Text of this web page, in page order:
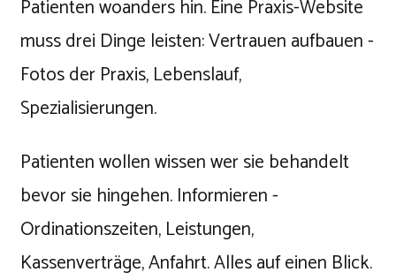
Patienten woanders hin. Eine Praxis-Website
muss drei Dinge leisten: Vertrauen aufbauen -
Fotos der Praxis, Lebenslauf,
Spezialisierungen.
Patienten wollen wissen wer sie behandelt
bevor sie hingehen. Informieren -
Ordinationszeiten, Leistungen,
Kassenverträge, Anfahrt. Alles auf einen Blick.